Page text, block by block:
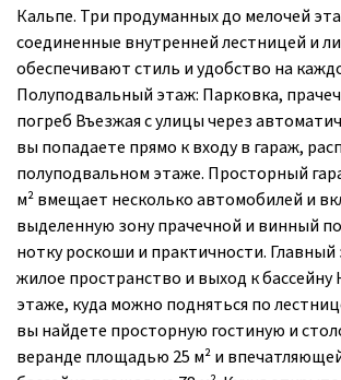
Кальпе. Три продуманных до мелочей
соединенные внутренней лестницей и
обеспечивают стиль и удобство на
Полуподвальный этаж: Парковка,
погреб Въезжая с улицы через
вы попадаете прямо к входу в гараж,
полуподвальном этаже. Просторный
м² вмещает несколько автомобилей и
выделенную зону прачечной и винный
нотку роскоши и практичности.
жилое пространство и выход к бассейну
этаже, куда можно подняться по
вы найдете просторную гостиную и
веранде площадью 25 м² и